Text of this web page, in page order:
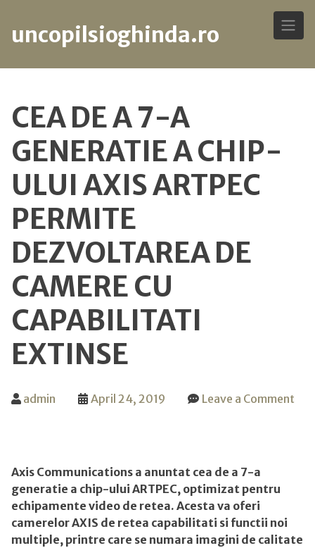
content
uncopilsioghinda.ro
CEA DE A 7-A
GENERATIE A CHIP-
ULUI AXIS ARTPEC
PERMITE
DEZVOLTAREA DE
CAMERE CU
CAPABILITATI
EXTINSE
admin April 24, 2019
Leave a Comment
a
a
generatie
Axis Communications a anuntat cea de a 7-a
generatie a chip-ului ARTPEC, optimizat pentru
echipamente video de retea. Acesta va oferi
camerelor AXIS de retea capabilitati si functii noi
multiple, printre care se numara imagini de calitate